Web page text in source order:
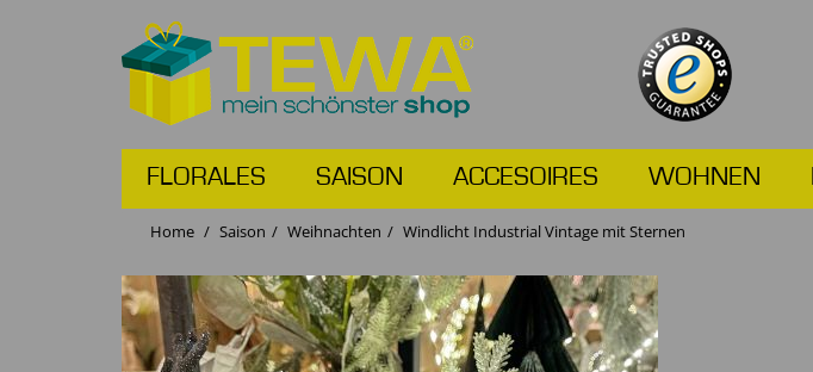
FLORALES SAISON ACCESOIRES WOHNEN
Home Saison Weihnachten Windlicht Industrial Vintage mit Sternen